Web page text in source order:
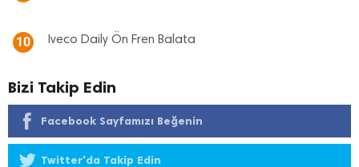
10 Iveco Daily Ön Fren Balata
Bizi Takip Edin
Facebook Sayfamızı Beğenin
Twitter'da Takip Edin